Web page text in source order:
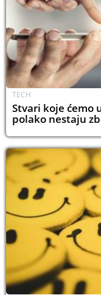
TECH
Stvari koje ćemo
polako nestaju